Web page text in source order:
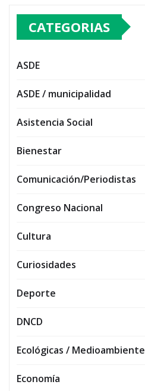
CATEGORIAS
ASDE
ASDE / municipalidad
Asistencia Social
Bienestar
Comunicación/Periodistas
Congreso Nacional
Cultura
Curiosidades
Deporte
DNCD
Ecológicas / Medioambiente
Economía